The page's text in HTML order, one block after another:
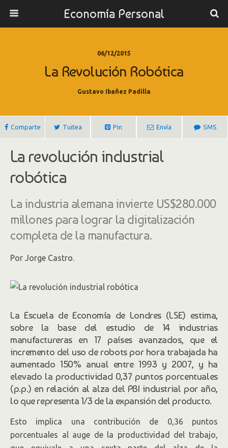
Economía Personal
06/12/2015
La Revolución Robótica
Gustavo Ibañez Padilla
Comparte Tuitea Pin Envía SMS
La revolución industrial
robótica
La industria alemana invierte US$280.000
millones para lograr la digitalización
completa de la manufactura.
Por Jorge Castro.
La Escuela de Economía de Londres (LSE) estima,
sobre la base del estudio de 14 industrias
manufactureras en 17 países avanzados, que el
incremento del uso de robots por hora trabajada ha
aumentado 150% anual entre 1993 y 2007, y ha
elevado la productividad 0,37 puntos porcentuales
(p.p.) en relación al alza del PBI industrial por año,
lo que representa 1/3 de la expansión del producto.
Esto implica una contribución de 0,36 puntos
porcentuales al auge de la productividad del trabajo,